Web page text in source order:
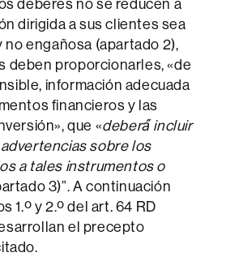
dirigida a sus clientes sea
no engañosa (apartado 2),
deben proporcionarles, «de
información adecuada
financieros y las
que «deberá́ incluir
sobre los
a tales instrumentos o
3)”. A continuación
1.º y 2.º del art. 64 RD
el precepto